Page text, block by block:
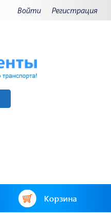
Войти Регистрация
Корзина